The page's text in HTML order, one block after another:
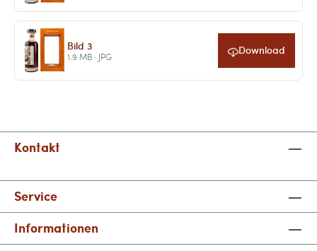
Bild 3
1.9 MB · JPG Download
Kontakt
Service
Informationen